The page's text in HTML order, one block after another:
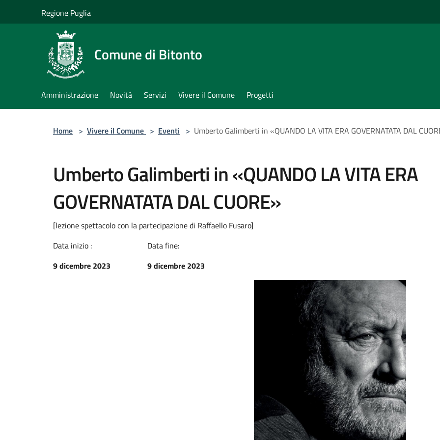
Regione Puglia
Comune di Bitonto
Amministrazione Novità Servizi Vivere il Comune Progetti
Home > Vivere il Comune > Eventi > Umberto Galimberti in «QUANDO LA VITA ERA GOVERNATATA DAL
Umberto Galimberti in «QUANDO LA VITA ERA
GOVERNATATA DAL CUORE»
[lezione spettacolo con la partecipazione di Raffaello Fusaro]
Data inizio :
9 dicembre 2023
Data fine:
9 dicembre 2023